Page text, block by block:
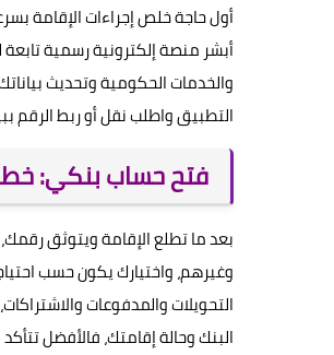
أول حاجة خلص إجراءات الإقامة
أبشر منصة إلكترونية رسمية تابعة
والخدمات الحكومية وتحديث
التطبيق واطلب نقل أو ربط الرقم
فتح حساب بنكي:
بعد ما تطلع الإقامة ويتوثق
وغيرهم، واختيارك يكون حسب
التحويلات والمدفوعات
البنك وحالة إقامتك، فالأفضل